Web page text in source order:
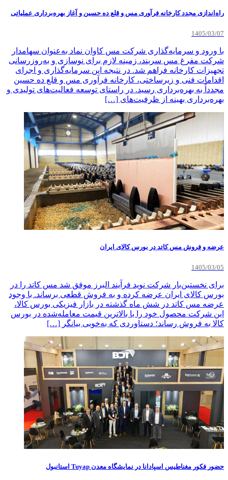
راه‌اندازی مجدد کارخانه فرآوری مس و قلع ده حسین و آغاز بهره‌برداری عملیاتی
1405/03/07
با ورود و سرمایه‌گذاری شرکت مس کاوان نماد به‌عنوان سهامدار
شرکت مفرغ مس سربند، زمینه لازم برای نوسازی و به‌روزرسانی
تجهیزات کارخانه فراهم شد. در نتیجه این سرمایه‌گذاری و اجرای
اقدامات فنی و زیرساختی، کارخانه فرآوری مس و قلع ده حسین
مجدداً به بهره‌برداری رسید. در راستای توسعه فعالیت‌های تولیدی و
بهره‌برداری بهینه از ظرفیت‌های […]
عرضه و فروش مس کاتد در بورس کالای ایران
1405/03/05
برای نخستین‌بار شرکت نوید فرآیند البرز موفق شد مس کاتد را در
بورس کالای ایران عرضه کرده و به فروش قطعی برساند. با وجود
عرضه مس کاتد در شش ماه گذشته در بازار فیزیکی بورس کالا،
این شرکت محصول خود را با بالاترین قیمت معامله‌شده در بورس
کالا به فروش رساند؛ دستاوردی که به‌خوبی بیانگر […]
حضور فکور مغناطیس اسپادانا در نمایشگاه معدن Tuyap استانبول